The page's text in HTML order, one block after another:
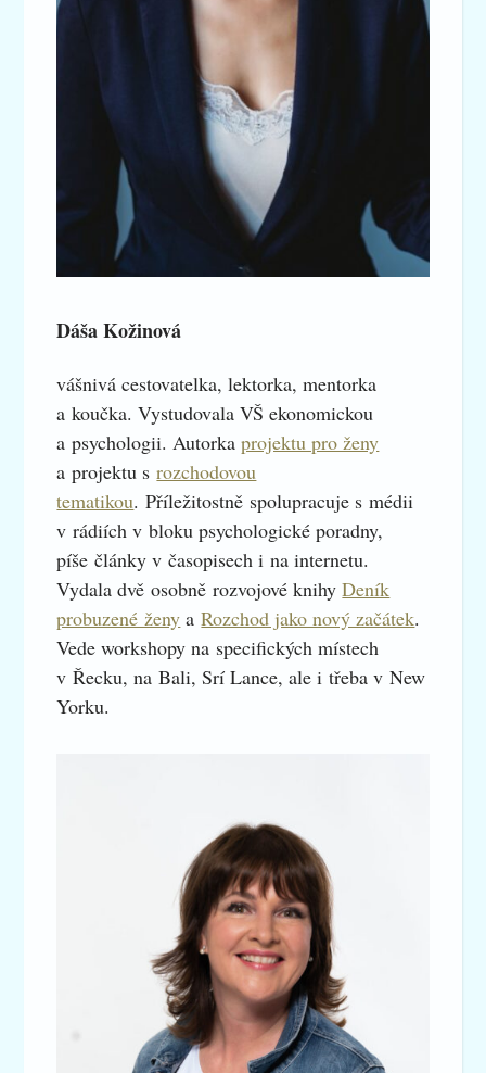
Dáša Kožinová
vášnivá cestovatelka, lektorka, mentorka
a koučka. Vystudovala VŠ ekonomickou
a psychologii. Autorkaprojektu pro ženy
a projektu srozchodovou
tematikou. Příležitostně spolupracuje s médii
v rádiích v bloku psychologické poradny,
píše články v časopisech i na internetu.
Vydala dvě osobně rozvojové knihyDeník
probuzené ženy aRozchod jako nový začátek.
Vede workshopy na specifických místech
v Řecku, na Bali, Srí Lance, ale i třeba v New
Yorku.